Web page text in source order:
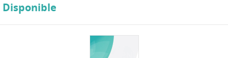
Disponible